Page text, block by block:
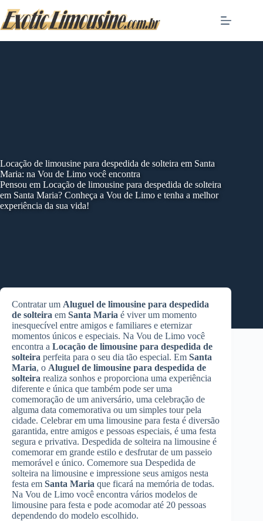
to
content
Locação de limousine para despedida de solteira em Santa
Maria: na Vou de Limo você encontra
Pensou em Locação de limousine para despedida de solteira
em Santa Maria? Conheça a Vou de Limo e tenha a melhor
experiência da sua vida!
Contratar um Aluguel de limousine para despedida
de solteira em Santa Maria é viver um momento
inesquecível entre amigos e familiares e eternizar
momentos únicos e especiais. Na Vou de Limo você
encontra a Locação de limousine para despedida de
solteira perfeita para o seu dia tão especial. Em Santa
Maria, o Aluguel de limousine para despedida de
solteira realiza sonhos e proporciona uma experiência
diferente e única que também pode ser uma
comemoração de um aniversário, uma celebração de
alguma data comemorativa ou um simples tour pela
cidade. Celebrar em uma limousine para festa é diversão
garantida, entre amigos e pessoas especiais, é uma festa
segura e privativa. Despedida de solteira na limousine é
comemorar em grande estilo e desfrutar de um passeio
memorável e único. Comemore sua Despedida de
solteira na limousine e impressione seus amigos nesta
festa em Santa Maria que ficará na memória de todas.
Na Vou de Limo você encontra vários modelos de
limousine para festa e pode acomodar até 20 pessoas
dependendo do modelo escolhido.